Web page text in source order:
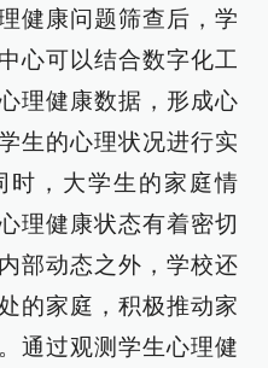
健康问题筛查后，学
心可以结合数字化工
理健康数据，形成心
生的心理状况进行实
时，大学生的家庭情
理健康状态有着密切
部动态之外，学校还
的家庭，积极推动家
通过观测学生心理健